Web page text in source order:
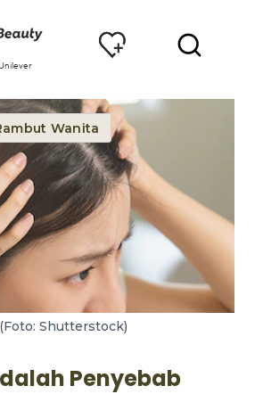
Wanita
(Foto: Shutterstock)
Penyebab